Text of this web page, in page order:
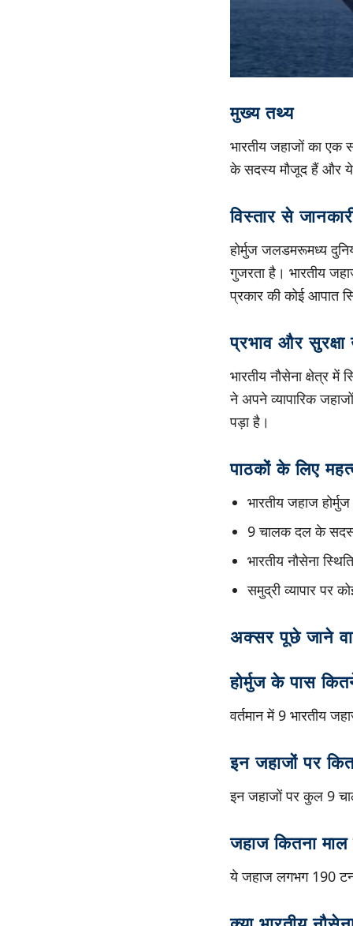
मुख्य तथ्य
भारतीय जहाजों का
के सदस्य मौजूद हैं और ये
विस्तार से
होर्मुज जलडमरूमध्य
गुजरता है। भारतीय
प्रकार की कोई आपात
प्रभाव और सुरक्षा
भारतीय नौसेना क्षेत्र
ने अपने व्यापारिक
पड़ा है।
पाठकों के लिए
भारतीय जहाज
9 चालक दल के
भारतीय नौसेना
समुद्री व्यापार पर
अक्सर पूछे जाने
होर्मुज के पास
वर्तमान में 9 भारतीय
इन जहाजों पर
इन जहाजों पर कुल 9
जहाज कितना
ये जहाज लगभग 190